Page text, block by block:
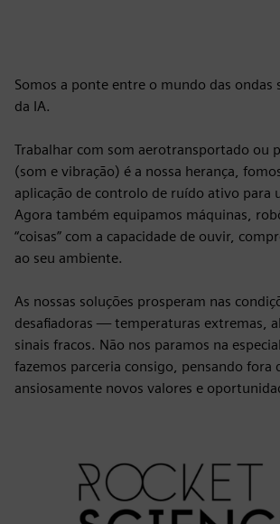
Somos a ponte entre o mundo das ondas
da IA.
Trabalhar com som aerotransportado ou
(som e vibração) é a nossa herança,
aplicação de controlo de ruído ativo para
Agora também equipamos máquinas,
“coisas” com a capacidade de ouvir,
ao seu ambiente.
As nossas soluções prosperam nas
desafiadoras — temperaturas extremas,
sinais fracos. Não nos paramos na
fazemos parceria consigo, pensando fora
ansiosamente novos valores e